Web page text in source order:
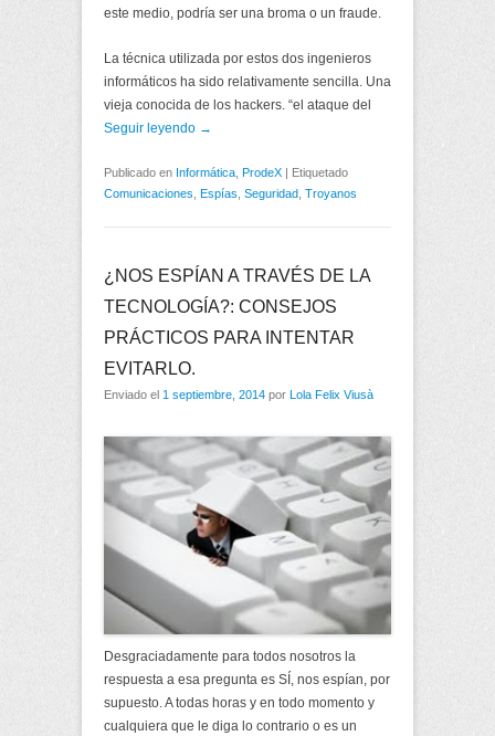
este medio, podría ser una broma o un fraude.
La técnica utilizada por estos dos ingenieros
informáticos ha sido relativamente sencilla. Una
vieja conocida de los hackers. “el ataque del
Seguir leyendo →
Publicado en Informática ProdeX | Etiquetado
Comunicaciones Espías Seguridad Troyanos
¿NOS ESPÍAN A TRAVÉS DE LA
TECNOLOGÍA?: CONSEJOS
PRÁCTICOS PARA INTENTAR
EVITARLO.
Enviado el 1 septiembre, 2014 por Lola Felix Viusà
Desgraciadamente para todos nosotros la
respuesta a esa pregunta es SÍ, nos espían, por
supuesto. A todas horas y en todo momento y
cualquiera que le diga lo contrario o es un